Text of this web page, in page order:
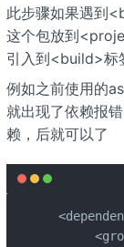
此步骤如果遇到
这个包放到
引入到<build>标
例如之前使用的
就出现了依赖报
赖，后就可以了